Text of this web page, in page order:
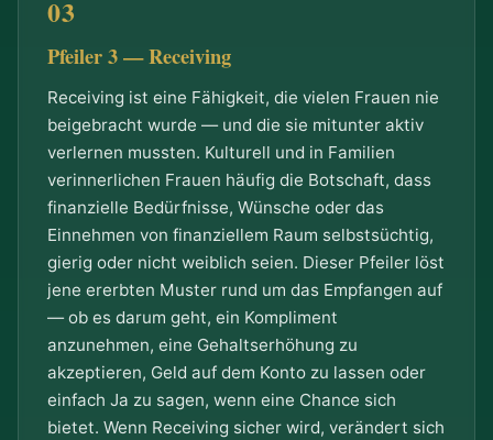
Pfeiler 3 — Receiving
Receiving ist eine Fähigkeit, die vielen Frauen nie
beigebracht wurde — und die sie mitunter aktiv
verlernen mussten. Kulturell und in Familien
verinnerlichen Frauen häufig die Botschaft, dass
finanzielle Bedürfnisse, Wünsche oder das
Einnehmen von finanziellem Raum selbstsüchtig,
gierig oder nicht weiblich seien. Dieser Pfeiler löst
jene ererbten Muster rund um das Empfangen auf
— ob es darum geht, ein Kompliment
anzunehmen, eine Gehaltserhöhung zu
akzeptieren, Geld auf dem Konto zu lassen oder
einfach Ja zu sagen, wenn eine Chance sich
bietet. Wenn Receiving sicher wird, verändert sich